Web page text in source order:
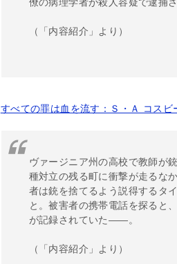
（「内容紹介」より）
すべての罪は血を流す：Ｓ・Ａ コスビ
ヴァージニア州の高校で教師が
種対立の残る町に衝撃が走るな
者は銃を捨てるよう説得するタ
と。被害者の携帯電話を探ると
が記録されていた――。
（「内容紹介」より）